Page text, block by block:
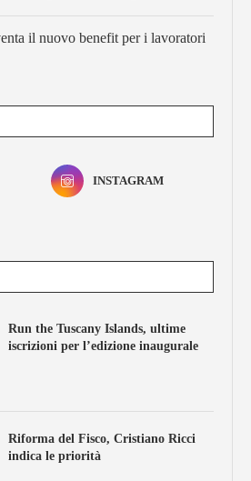
il nuovo benefit per i lavoratori
INSTAGRAM
Run the Tuscany Islands, ultime
iscrizioni per l’edizione inaugurale
Riforma del Fisco, Cristiano Ricci
indica le priorità